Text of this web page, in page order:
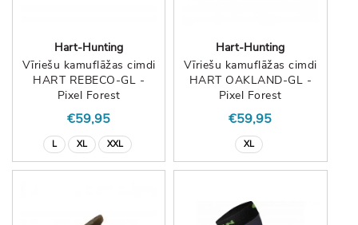
Hart-Hunting
Vīriešu kamuflāžas cimdi
HART REBECO-GL -
Pixel Forest
€59,95
L XL XXL
Hart-Hunting
Vīriešu kamuflāžas cimdi
HART OAKLAND-GL -
Pixel Forest
€59,95
XL